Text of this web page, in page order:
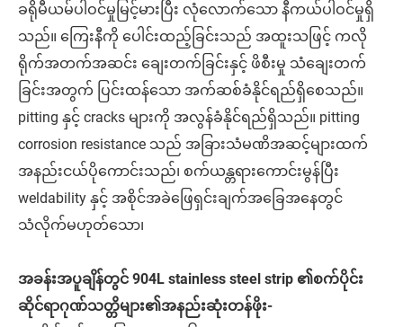
ခရိုမီယမ်ပါဝင်မှုမြင့်မားပြီး လုံလောက်သော နီကယ်ပါဝင်မှုရှိ
သည်။ ကြေးနီကို ပေါင်းထည့်ခြင်းသည် အထူးသဖြင့် ကလို
ရိုက်အတက်အဆင်း ချေးတက်ခြင်းနှင့် ဖိစီးမှု သံချေးတက်
ခြင်းအတွက် ပြင်းထန်သော အက်ဆစ်ခံနိုင်ရည်ရှိစေသည်။
pitting နှင့် cracks များကို အလွန်ခံနိုင်ရည်ရှိသည်။ pitting
corrosion resistance သည် အခြားသံမဏိအဆင့်များထက်
အနည်းငယ်ပိုကောင်းသည်၊ စက်ယန္တရားကောင်းမွန်ပြီး
weldability နှင့် အစိုင်အခဲဖြေရှင်းချက်အခြေအနေတွင်
သံလိုက်မဟုတ်သော၊
အခန်းအပူချိန်တွင် 904L stainless steel strip ၏စက်ပိုင်း
ဆိုင်ရာဂုဏ်သတ္တိများ၏အနည်းဆုံးတန်ဖိုး-